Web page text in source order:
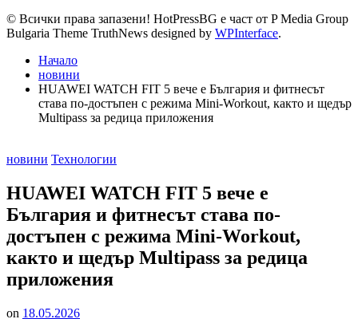
© Всички права запазени! HotPressBG е част от P Media Group
Bulgaria Theme TruthNews designed by WPInterface.
Начало
новини
HUAWEI WATCH FIT 5 вече е България и фитнесът
става по-достъпен с режима Mini-Workout, както и щедър
Multipass за редица приложения
Posted
новини Технологии
HUAWEI WATCH FIT 5 вече е
България и фитнесът става по-
достъпен с режима Mini-Workout,
както и щедър Multipass за редица
приложения
on 18.05.2026